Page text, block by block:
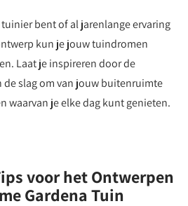
bent of al jarenlange ervaring
kun je jouw tuindromen
Laat je inspireren door de
de slag om van jouw buitenruimte
waarvan je elke dag kunt genieten.
voor het Ontwerpen
Gardena Tuin